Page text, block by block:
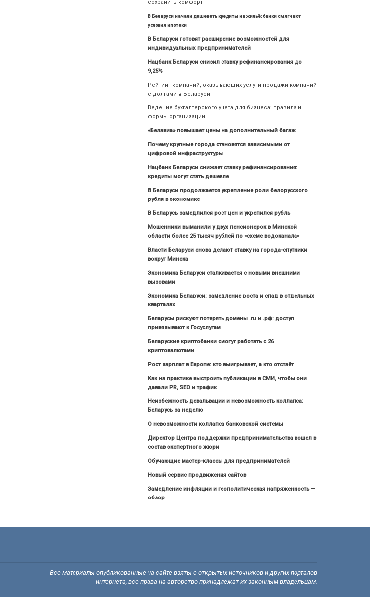
сохранить комфорт
В Беларуси начали дешеветь кредиты на жильё: банки смягчают
условия ипотеки
В Беларуси готовят расширение возможностей для
индивидуальных предпринимателей
Нацбанк Беларуси снизил ставку рефинансирования до
9,25%
Рейтинг компаний, оказывающих услуги продажи компаний
с долгами в Беларуси
Ведение бухгалтерского учета для бизнеса: правила и
формы организации
«Белавиа» повышает цены на дополнительный багаж
Почему крупные города становятся зависимыми от
цифровой инфраструктуры
Нацбанк Беларуси снижает ставку рефинансирования:
кредиты могут стать дешевле
В Беларуси продолжается укрепление роли белорусского
рубля в экономике
В Беларусь замедлился рост цен и укрепился рубль
Мошенники выманили у двух пенсионерок в Минской
области более 25 тысяч рублей по «схеме водоканала»
Власти Беларуси снова делают ставку на города-спутники
вокруг Минска
Экономика Беларуси сталкивается с новыми внешними
вызовами
Экономика Беларуси: замедление роста и спад в отдельных
кварталах
Беларусы рискуют потерять домены .ru и .рф: доступ
привязывают к Госуслугам
Беларуские криптобанки смогут работать с 26
криптовалютами
Рост зарплат в Европе: кто выигрывает, а кто отстаёт
Как на практике выстроить публикации в СМИ, чтобы они
давали PR, SEO и трафик
Неизбежность девальвации и невозможность коллапса:
Беларусь за неделю
О невозможности коллапса банковской системы
Директор Центра поддержки предпринимательства вошел в
состав экспертного жюри
Обучающие мастер-классы для предпринимателей
Новый сервис продвижения сайтов
Замедление инфляции и геополитическая напряженность —
обзор
Все материалы опубликованные на сайте взяты с открытых источников и других порталов
интернета, все права на авторство принадлежат их законным владельцам.